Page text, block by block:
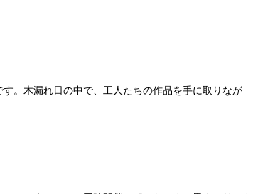
。木漏れ日の中で、工人たちの作品を手に取りなが